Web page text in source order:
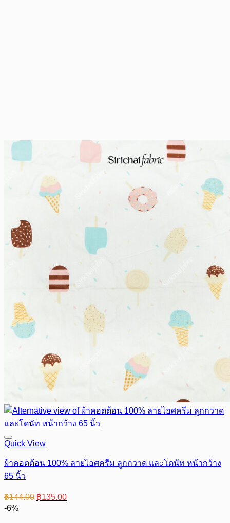
Quick View
ผ้าคอตต้อน 100% ลายไอศครีม ลูกกวาด และโดนัท หน้ากว้าง
65 นิ้ว
฿144.00 Original
price
฿135.00Current
price
-6%